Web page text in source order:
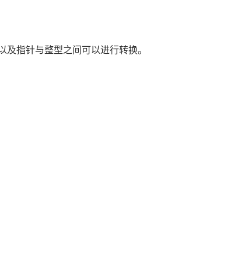
指针与整型之间可以进行转换。